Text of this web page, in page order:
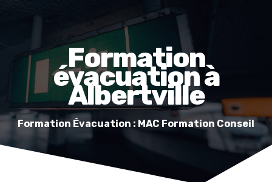
Formation
évacuation à
Albertville
Formation Évacuation : MAC Formation Conseil